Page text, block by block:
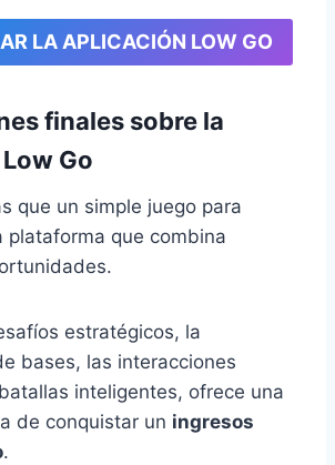
LA APLICACIÓN LOW GO
finales sobre la
Go
que un simple juego para
plataforma que combina
estratégicos, la
bases, las interacciones
inteligentes, ofrece una
de conquistar un ingresos
.